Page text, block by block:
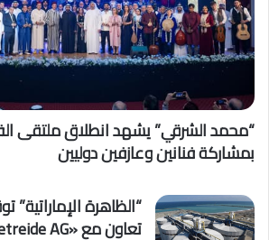
“محمد الشرقي” يشهد انطلاق ملتقى
بمشاركة فنانين وعازفين دوليين
“الظاهرة الإماراتية”